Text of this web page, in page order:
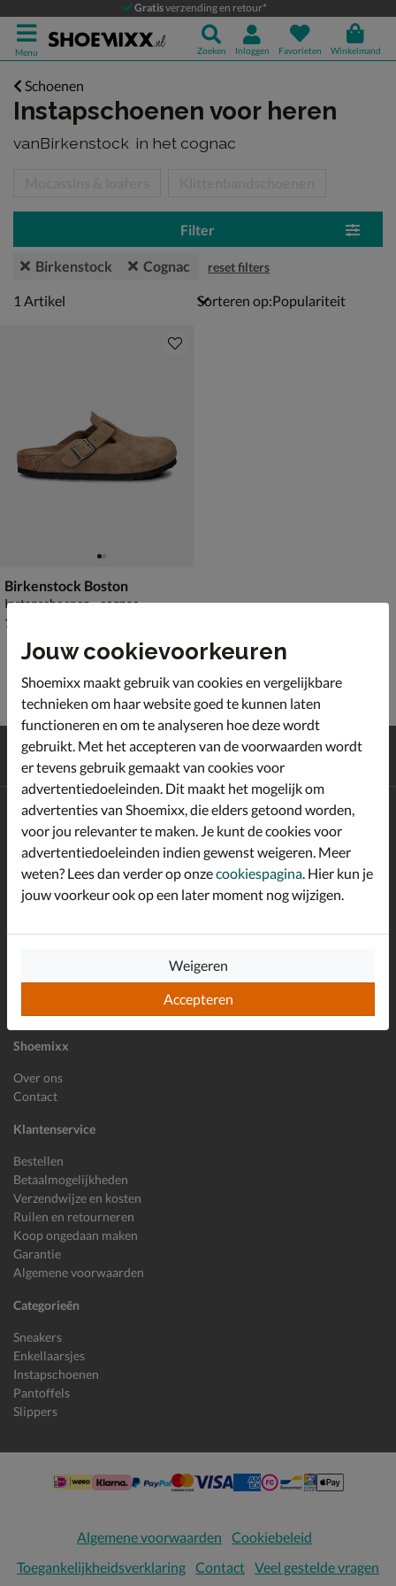
Gratisverzending en retour*
Menu Zoeken Inloggen Favorieten Winkelmand
Schoenen
Instapschoenen voor heren
vanBirkenstock in het cognac
Filter
Birkenstock Cognac reset filters
1 artikel
1 Artikel Sorteren op:
Birkenstock Boston
Instapschoenen - cognac
€ 159,99
159
Gratisverzending en retour*
Achterafbetalen
Shoemixx
Over ons
Contact
Klantenservice
Bestellen
Betaalmogelijkheden
Verzendwijze en kosten
Ruilen en retourneren
Koop ongedaan maken
Garantie
Algemene voorwaarden
Categorieën
Sneakers
Enkellaarsjes
Instapschoenen
Pantoffels
Slippers
Altijd op de hoogte zijn?
Schrijf je in voor de Shoemixx nieuwsbrief en ontvang €10,-
welkomstkorting!
Inschrijven
Algemene voorwaarden
Cookiebeleid
Toegankelijkheidsverklaring Contact Veel gestelde vragen
Jouw cookievoorkeuren
Shoemixx maakt gebruik van cookies en vergelijkbare
technieken om haar website goed te kunnen laten
functioneren en om te analyseren hoe deze wordt
gebruikt. Met het accepteren van de voorwaarden wordt
er tevens gebruik gemaakt van cookies voor
advertentiedoeleinden. Dit maakt het mogelijk om
advertenties van Shoemixx, die elders getoond worden,
voor jou relevanter te maken. Je kunt de cookies voor
advertentiedoeleinden indien gewenst weigeren. Meer
weten? Lees dan verder op onzecookiespagina. Hier kun je
jouw voorkeur ook op een later moment nog wijzigen.
Accepteren
Weigeren